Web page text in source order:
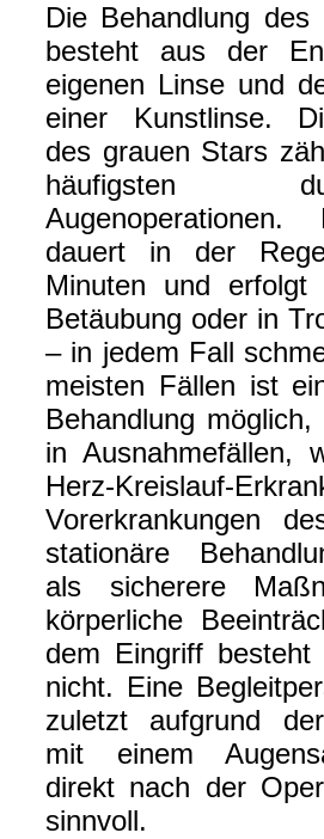
Die Behandlung des
besteht aus der
eigenen Linse und
einer Kunstlinse.
des grauen Stars
häufigsten
dauert in der
Minuten und erfolgt
Betäubung oder in
– in jedem Fall
meisten Fällen ist
Behandlung
in Ausnahmefällen,
Herz-Kreislauf-
Vorerkrankungen
stationäre
als sicherere
körperliche
dem Eingriff
nicht. Eine
zuletzt aufgrund
mit einem
direkt nach der
sinnvoll.